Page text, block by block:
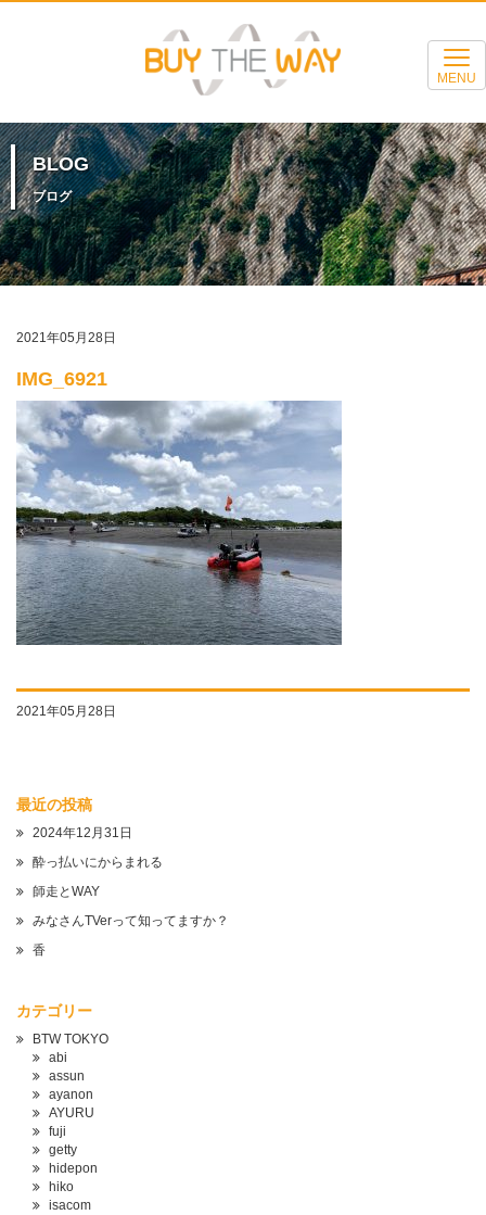
MENU
BLOG
ブログ
2021年05月28日
IMG_6921
2021年05月28日
最近の投稿
2024年12月31日
酔っ払いにからまれる
師走とWAY
みなさんTVerって知ってますか？
香
カテゴリー
BTW TOKYO
abi
assun
ayanon
AYURU
fuji
getty
hidepon
hiko
isacom